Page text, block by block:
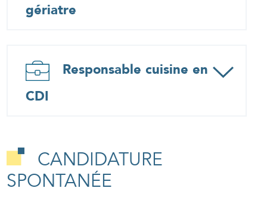
gériatre
Responsable cuisine en
CDI
CANDIDATURE
SPONTANÉE